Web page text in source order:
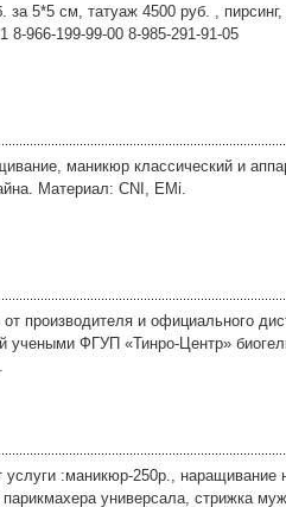
за 5*5 см, татуаж 4500 руб. ,
966-199-99-00 8-985-291-91-05
маникюр классический и
Материал: CNI, EMi.
от производителя и официального
учеными ФГУП «Тинро-Центр»
:маникюр-250р., наращивание
парикмахера универсала, стрижка